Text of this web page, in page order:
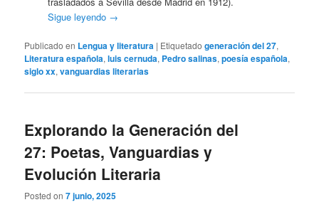
Sigue leyendo →
Publicado en Lengua y literatura | Etiquetado generación del 27,
Literatura española,luis cernuda, Pedro salinas,poesía española,
siglo xx,vanguardias literarias
Explorando la Generación del
27: Poetas, Vanguardias y
Evolución Literaria
Posted on7 junio, 2025